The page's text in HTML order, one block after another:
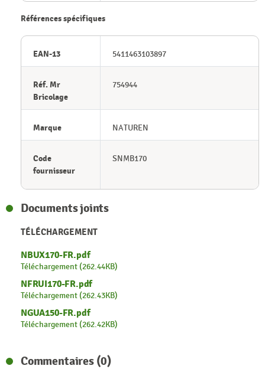
Références spécifiques
EAN-13 5411463103897
Réf. Mr
Bricolage
754944
Marque NATUREN
Code
fournisseur
SNMB170
Documents joints
TÉLÉCHARGEMENT
NBUX170-FR.pdf
Téléchargement (262.44KB)
NFRUI170-FR.pdf
Téléchargement (262.43KB)
NGUA150-FR.pdf
Téléchargement (262.42KB)
Commentaires (0)